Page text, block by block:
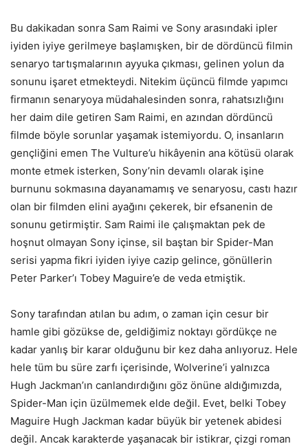
Bu dakikadan sonra Sam Raimi ve Sony arasındaki ipler
iyiden iyiye gerilmeye başlamışken, bir de dördüncü filmin
senaryo tartışmalarının ayyuka çıkması, gelinen yolun da
sonunu işaret etmekteydi. Nitekim üçüncü filmde yapımcı
firmanın senaryoya müdahalesinden sonra, rahatsızlığını
her daim dile getiren Sam Raimi, en azından dördüncü
filmde böyle sorunlar yaşamak istemiyordu. O, insanların
gençliğini emen The Vulture’u hikâyenin ana kötüsü olarak
monte etmek isterken, Sony’nin devamlı olarak işine
burnunu sokmasına dayanamamış ve senaryosu, castı hazır
olan bir filmden elini ayağını çekerek, bir efsanenin de
sonunu getirmiştir. Sam Raimi ile çalışmaktan pek de
hoşnut olmayan Sony içinse, sil baştan bir Spider-Man
serisi yapma fikri iyiden iyiye cazip gelince, gönüllerin
Peter Parker’ı Tobey Maguire’e de veda etmiştik.
Sony tarafından atılan bu adım, o zaman için cesur bir
hamle gibi gözükse de, geldiğimiz noktayı gördükçe ne
kadar yanlış bir karar olduğunu bir kez daha anlıyoruz. Hele
hele tüm bu süre zarfı içerisinde, Wolverine’i yalnızca
Hugh Jackman’ın canlandırdığını göz önüne aldığımızda,
Spider-Man için üzülmemek elde değil. Evet, belki Tobey
Maguire Hugh Jackman kadar büyük bir yetenek abidesi
değil. Ancak karakterde yaşanacak bir istikrar, çizgi roman